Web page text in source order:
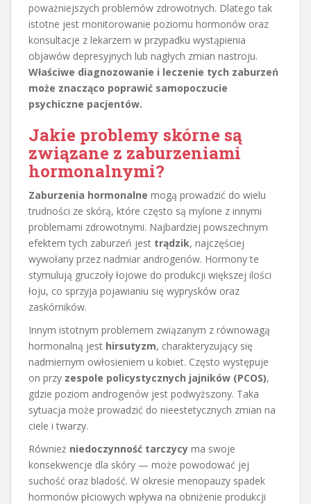
poważniejszych problemów zdrowotnych. Dlatego tak
istotne jest monitorowanie poziomu hormonów oraz
konsultacje z lekarzem w przypadku wystąpienia
objawów depresyjnych lub nagłych zmian nastroju.
Właściwe diagnozowanie i leczenie tych zaburzeń
może znacząco poprawić samopoczucie
psychiczne pacjentów.
Jakie problemy skórne są
związane z zaburzeniami
hormonalnymi?
Zaburzenia hormonalne mogą prowadzić do wielu
trudności ze skórą, które często są mylone z innymi
problemami zdrowotnymi. Najbardziej powszechnym
efektem tych zaburzeń jest trądzik, najczęściej
wywołany przez nadmiar androgenów. Hormony te
stymulują gruczoły łojowe do produkcji większej ilości
łoju, co sprzyja pojawianiu się wyprysków oraz
zaskórników.
Innym istotnym problemem związanym z równowagą
hormonalną jest hirsutyzm, charakteryzujący się
nadmiernym owłosieniem u kobiet. Często występuje
on przy zespole policystycznych jajników (PCOS),
gdzie poziom androgenów jest podwyższony. Taka
sytuacja może prowadzić do nieestetycznych zmian na
ciele i twarzy.
Również niedoczynność tarczycy ma swoje
konsekwencje dla skóry — może powodować jej
suchość oraz bladość. W okresie menopauzy spadek
hormonów płciowych wpływa na obniżenie produkcji